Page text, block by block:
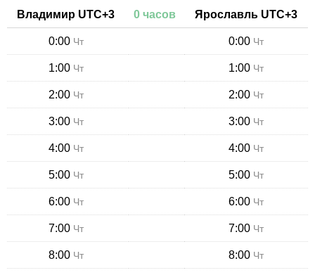
Владимир UTC+3 0 часов Ярославль UTC+3
0:00 Чт 0:00 Чт
1:00 Чт 1:00 Чт
2:00 Чт 2:00 Чт
3:00 Чт 3:00 Чт
4:00 Чт 4:00 Чт
5:00 Чт 5:00 Чт
6:00 Чт 6:00 Чт
7:00 Чт 7:00 Чт
8:00 Чт 8:00 Чт